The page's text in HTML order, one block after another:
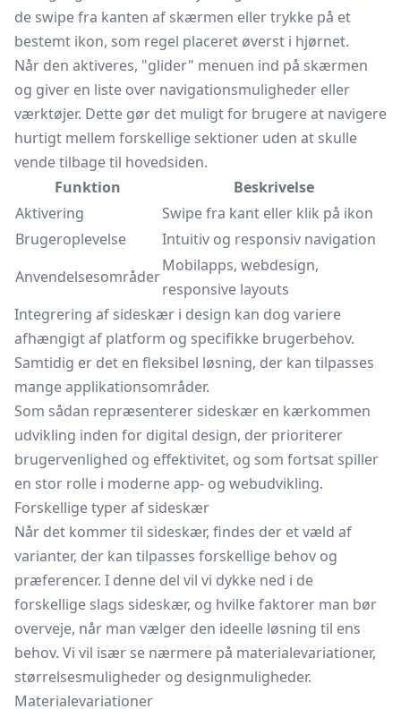
de swipe fra kanten af skærmen eller trykke på et
bestemt ikon, som regel placeret øverst i hjørnet.
Når den aktiveres, "glider" menuen ind på skærmen
og giver en liste over navigationsmuligheder eller
værktøjer. Dette gør det muligt for brugere at navigere
hurtigt mellem forskellige sektioner uden at skulle
vende tilbage til hovedsiden.
Funktion
Beskrivelse
Aktivering
Swipe fra kant eller klik på ikon
Brugeroplevelse
Intuitiv og responsiv navigation
Anvendelsesområder
Mobilapps, webdesign,
responsive layouts
Integrering af sideskær i design kan dog variere
afhængigt af platform og specifikke brugerbehov.
Samtidig er det en fleksibel løsning, der kan tilpasses
mange applikationsområder.
Som sådan repræsenterer sideskær en kærkommen
udvikling inden for digital design, der prioriterer
brugervenlighed og effektivitet, og som fortsat spiller
en stor rolle i moderne app- og webudvikling.
Forskellige typer af sideskær
Når det kommer til sideskær, findes der et væld af
varianter, der kan tilpasses forskellige behov og
præferencer. I denne del vil vi dykke ned i de
forskellige slags sideskær, og hvilke faktorer man bør
overveje, når man vælger den ideelle løsning til ens
behov. Vi vil især se nærmere på materialevariationer,
størrelsesmuligheder og designmuligheder.
Materialevariationer